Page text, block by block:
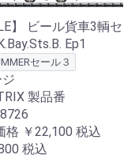
】 ビール貨車3輌セ
Ep1
セール３
製品番
格 ￥22,100 税込
税込